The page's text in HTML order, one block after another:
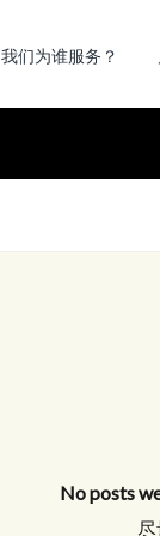
我们为谁服务？
No posts
尽